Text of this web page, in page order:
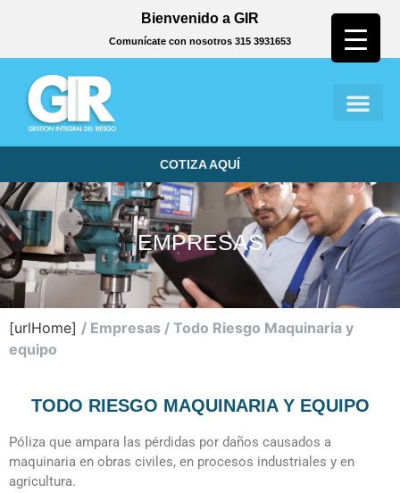
Bienvenido a GIR
Comunícate con nosotros 315 3931653
COTIZA AQUÍ
EMPRESAS
[urlHome] / Empresas / Todo Riesgo Maquinaria y
equipo
TODO RIESGO MAQUINARIA Y EQUIPO
Póliza que ampara las pérdidas por daños causados a
maquinaria en obras civiles, en procesos industriales y en
agricultura.